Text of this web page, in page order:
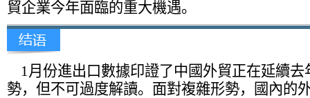
貿企業今年面臨的重大機遇。
1月份進出口數據印證了中國外貿正在延續去
勢，但不可過度解讀。面對複雜形勢，國內的